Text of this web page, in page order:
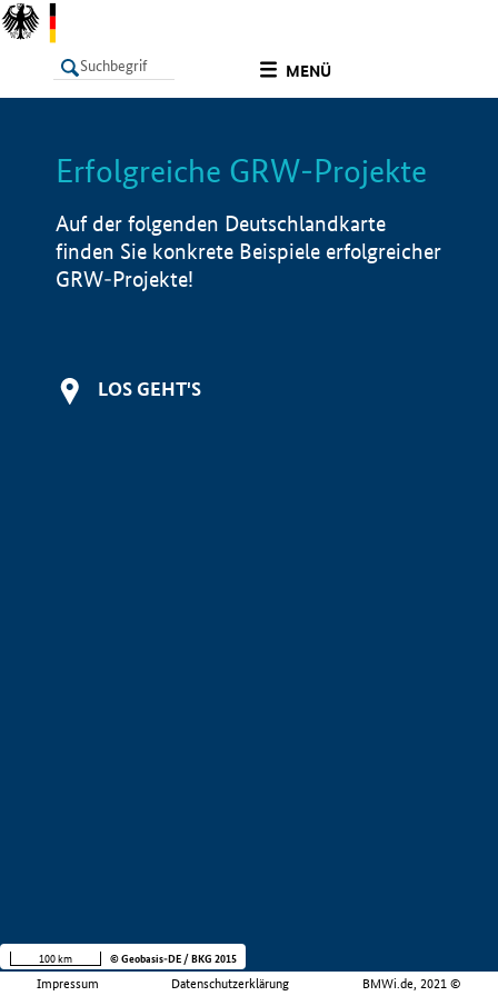
MENÜ
LISTE Info
Erfolgreiche GRW-Projekte
Auf der folgenden Deutschlandkarte
finden Sie konkrete Beispiele erfolgreicher
GRW-Projekte!
LOS GEHT'S
Impressum Datenschutzerklärung BMWi.de, 2021 ©
100 km © Geobasis-DE / BKG 2015